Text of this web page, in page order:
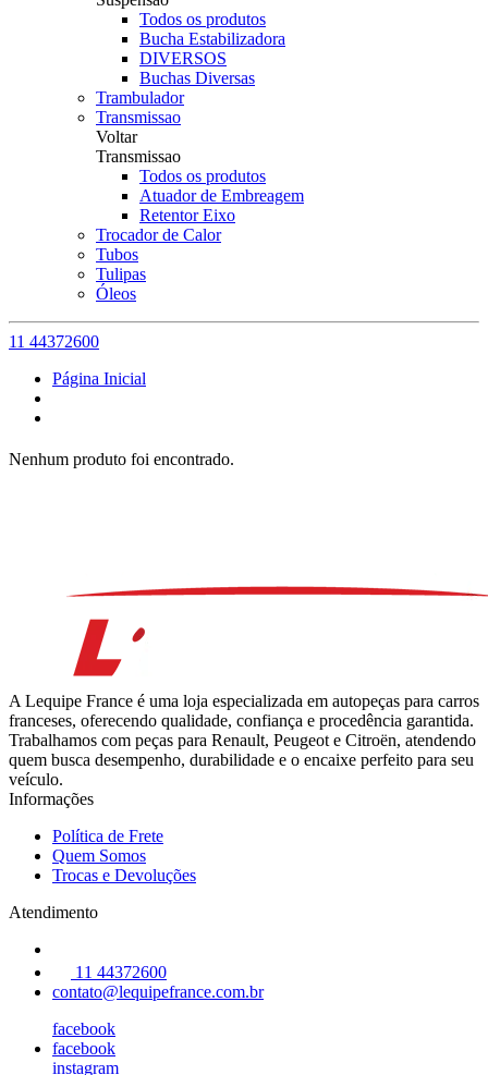
Todos os produtos
Bucha Estabilizadora
DIVERSOS
Buchas Diversas
Trambulador
Transmissao
Voltar
Transmissao
Todos os produtos
Atuador de Embreagem
Retentor Eixo
Trocador de Calor
Tubos
Tulipas
Óleos
11 44372600
Página Inicial
Nenhum produto foi encontrado.
A Lequipe France é uma loja especializada em autopeças para carros
franceses, oferecendo qualidade, confiança e procedência garantida.
Trabalhamos com peças para Renault, Peugeot e Citroën, atendendo
quem busca desempenho, durabilidade e o encaixe perfeito para seu
veículo.
Informações
Política de Frete
Quem Somos
Trocas e Devoluções
Atendimento
11 44372600
contato@lequipefrance.com.br
facebook
facebook
instagram